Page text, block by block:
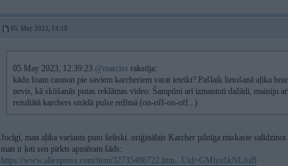
05. May 2023, 14:18
05 May 2023, 12:39:23 @marciss rakstīja:
kādu foam cannon pie saviem karcheriem varat ieteikt? Pašlaik lietošanā aļika
nevis, kā skūšanās putas reklāmas video. Šampūni arī izmantoti dažādi, mainiju
rezultātā karchers strādā pulse režīmā (on-off-on-off...)
Jocīgi, man aļika variants puto lieliski. oriģinālais Karcher pilnīga miskaste
man ir ļoti sen pirkts apmēram šāds:
https://www.aliexpress.com/item/32735486722.htm...Uid=GMlya1kNLJuB